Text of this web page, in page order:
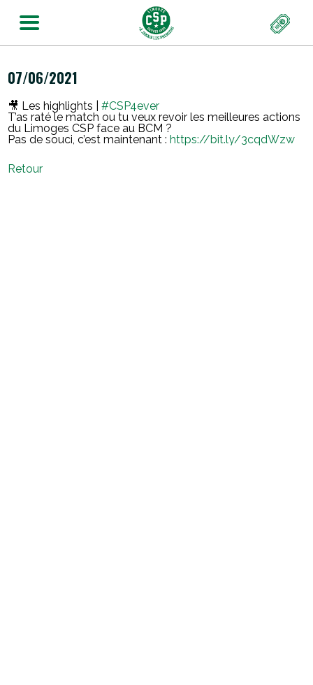
07/06/2021
🎥 Les highlights |#CSP4ever
T’as raté le match ou tu veux revoir les meilleures actions
du Limoges CSP face au BCM ?
Pas de souci, c’est maintenant :https://bit.ly/3cqdWzw
Retour